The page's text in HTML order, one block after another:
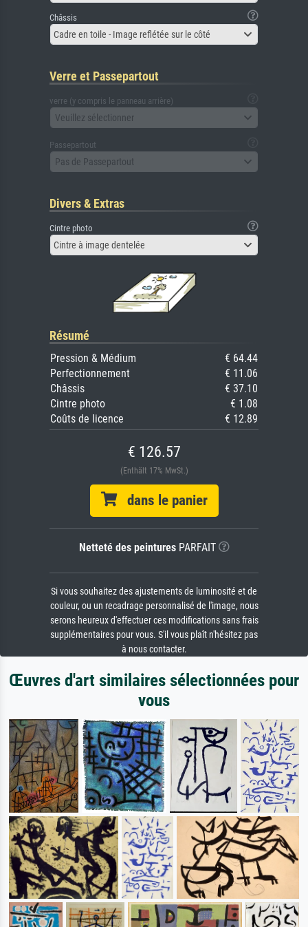
Châssis
Cadre en toile - Image reflétée sur le côté
Verre et Passepartout
verre (y compris le panneau arrière)
Veuillez sélectionner
Passepartout
Pas de Passepartout
Divers & Extras
Cintre photo
Cintre à image dentelée
Résumé
Pression & Médium
€ 64.44
Perfectionnement
€ 11.06
Châssis
€ 37.10
Cintre photo
€ 1.08
Coûts de licence
€ 12.89
€ 126.57
(Enthält 17% MwSt.)
dans le panier
Netteté des peinturesPARFAIT
Si vous souhaitez des ajustements de luminosité et de
couleur, ou un recadrage personnalisé de l'image, nous
serons heureux d'effectuer ces modifications sans frais
supplémentaires pour vous. S'il vous plaît n'hésitez pas
à nous contacter.
Œuvres d'art similaires sélectionnées pour
vous